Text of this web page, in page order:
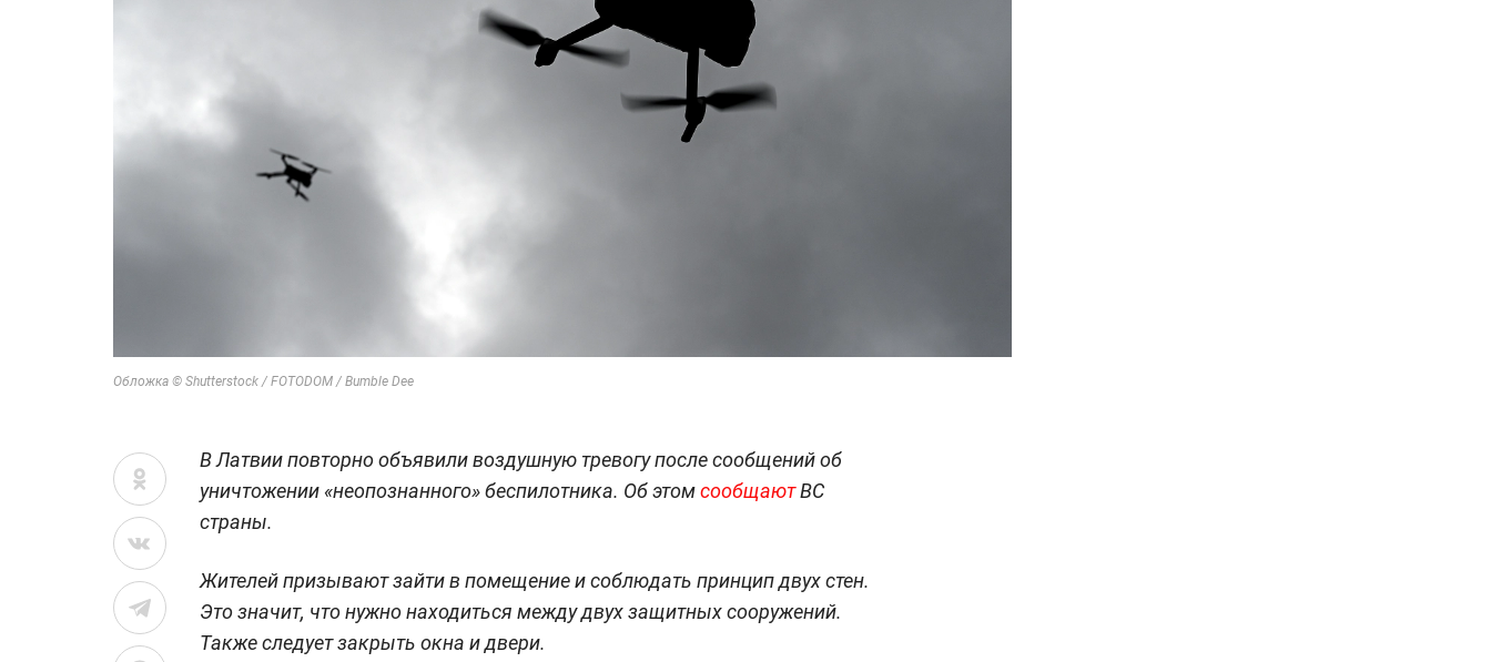
Обложка © Shutterstock / FOTODOM / Bumble Dee
В Латвии повторно объявили воздушную тревогу после сообщений об
уничтожении «неопознанного» беспилотника. Об этомсообщаютВС
страны.
Жителей призывают зайти в помещение и соблюдать принцип двух стен.
Это значит, что нужно находиться между двух защитных сооружений.
Также следует закрыть окна и двери.